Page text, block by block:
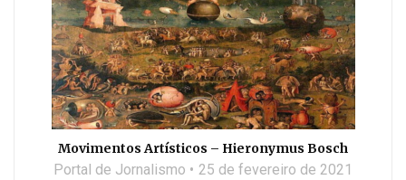
Movimentos Artísticos – Hieronymus Bosch
Portal de Jornalismo 25 de fevereiro de 2021